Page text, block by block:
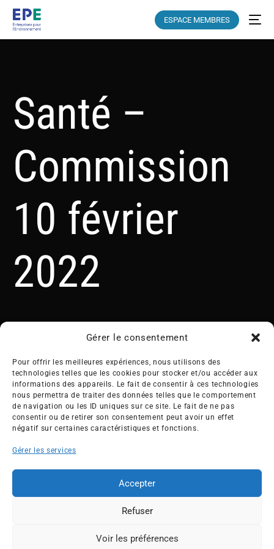
Gérer le consentement
Pour offrir les meilleures expériences, nous utilisons des
technologies telles que les cookies pour stocker et/ou accéder aux
informations des appareils. Le fait de consentir à ces technologies
nous permettra de traiter des données telles que le comportement
de navigation ou les ID uniques sur ce site. Le fait de ne pas
consentir ou de retirer son consentement peut avoir un effet
négatif sur certaines caractéristiques et fonctions.
Gérer les services
Accepter
Refuser
Voir les préférences
ESPACE MEMBRES
Santé –
Commission
10 février
2022
Créée en 1992, l’association française des Entreprises pour
l’Environnement (EPE) rassemble une soixantaine de grandes
entreprises françaises et internationales de tous les secteurs
aux enjeux d’une transition écologique intégrée.
Nos membres
Actus
Presse
Contacts
RGPD
ESPACE MEMBRES